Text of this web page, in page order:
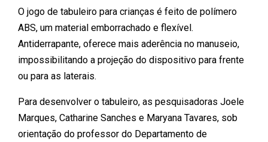
O jogo de tabuleiro para crianças é feito de polímero
ABS, um material emborrachado e flexível.
Antiderrapante, oferece mais aderência no manuseio,
impossibilitando a projeção do dispositivo para frente
ou para as laterais.
Para desenvolver o tabuleiro, as pesquisadoras Joele
Marques, Catharine Sanches e Maryana Tavares, sob
orientação do professor do Departamento de